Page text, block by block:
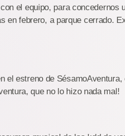
el equipo, para concedernos
en febrero, a parque cerrado.
el estreno de SésamoAventura,
que no lo hizo nada mal!